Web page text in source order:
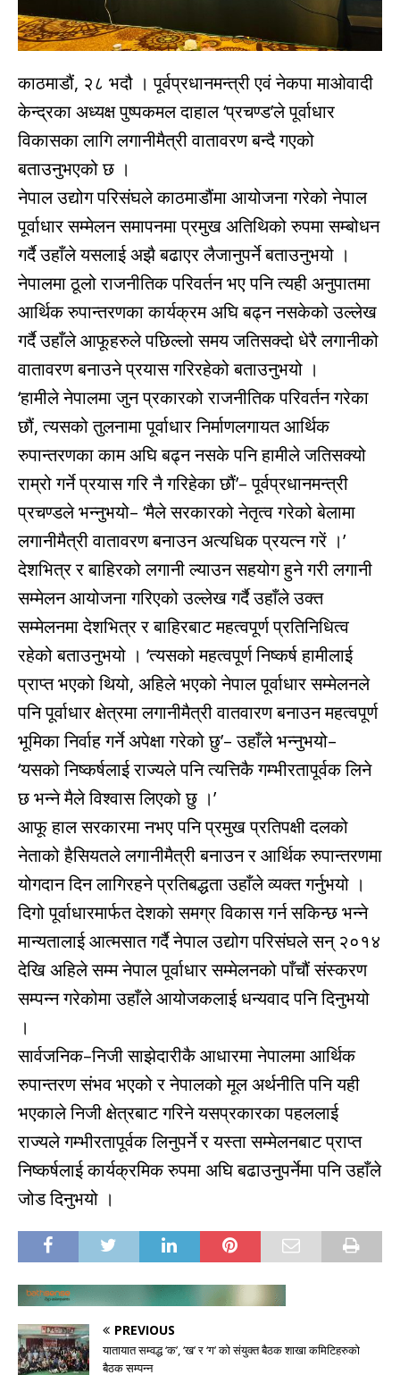
काठमाडौं, २८ भदौ । पूर्वप्रधानमन्त्री एवं नेकपा माओवादी
केन्द्रका अध्यक्ष पुष्पकमल दाहाल ‘प्रचण्ड’ले पूर्वाधार
विकासका लागि लगानीमैत्री वातावरण बन्दै गएको
बताउनुभएको छ ।
नेपाल उद्योग परिसंघले काठमाडौंमा आयोजना गरेको नेपाल
पूर्वाधार सम्मेलन समापनमा प्रमुख अतिथिको रुपमा सम्बोधन
गर्दै उहाँले यसलाई अझै बढाएर लैजानुपर्ने बताउनुभयो ।
नेपालमा ठूलो राजनीतिक परिवर्तन भए पनि त्यही अनुपातमा
आर्थिक रुपान्तरणका कार्यक्रम अघि बढ्न नसकेको उल्लेख
गर्दै उहाँले आफूहरुले पछिल्लो समय जतिसक्दो धेरै लगानीको
वातावरण बनाउने प्रयास गरिरहेको बताउनुभयो ।
‘हामीले नेपालमा जुन प्रकारको राजनीतिक परिवर्तन गरेका
छौं, त्यसको तुलनामा पूर्वाधार निर्माणलगायत आर्थिक
रुपान्तरणका काम अघि बढ्न नसके पनि हामीले जतिसक्यो
राम्रो गर्ने प्रयास गरि नै गरिहेका छौं’– पूर्वप्रधानमन्त्री
प्रचण्डले भन्नुभयो– ‘मैले सरकारको नेतृत्व गरेको बेलामा
लगानीमैत्री वातावरण बनाउन अत्यधिक प्रयत्न गरें ।’
देशभित्र र बाहिरको लगानी ल्याउन सहयोग हुने गरी लगानी
सम्मेलन आयोजना गरिएको उल्लेख गर्दै उहाँले उक्त
सम्मेलनमा देशभित्र र बाहिरबाट महत्वपूर्ण प्रतिनिधित्व
रहेको बताउनुभयो । ‘त्यसको महत्वपूर्ण निष्कर्ष हामीलाई
प्राप्त भएको थियो, अहिले भएको नेपाल पूर्वाधार सम्मेलनले
पनि पूर्वाधार क्षेत्रमा लगानीमैत्री वातवारण बनाउन महत्वपूर्ण
भूमिका निर्वाह गर्ने अपेक्षा गरेको छु’– उहाँले भन्नुभयो–
‘यसको निष्कर्षलाई राज्यले पनि त्यत्तिकै गम्भीरतापूर्वक लिने
छ भन्ने मैले विश्वास लिएको छु ।’
आफू हाल सरकारमा नभए पनि प्रमुख प्रतिपक्षी दलको
नेताको हैसियतले लगानीमैत्री बनाउन र आर्थिक रुपान्तरणमा
योगदान दिन लागिरहने प्रतिबद्धता उहाँले व्यक्त गर्नुभयो ।
दिगो पूर्वाधारमार्फत देशको समग्र विकास गर्न सकिन्छ भन्ने
मान्यतालाई आत्मसात गर्दै नेपाल उद्योग परिसंघले सन् २०१४
देखि अहिले सम्म नेपाल पूर्वाधार सम्मेलनको पाँचौं संस्करण
सम्पन्न गरेकोमा उहाँले आयोजकलाई धन्यवाद पनि दिनुभयो
।
सार्वजनिक–निजी साझेदारीकै आधारमा नेपालमा आर्थिक
रुपान्तरण संभव भएको र नेपालको मूल अर्थनीति पनि यही
भएकाले निजी क्षेत्रबाट गरिने यसप्रकारका पहललाई
राज्यले गम्भीरतापूर्वक लिनुपर्ने र यस्ता सम्मेलनबाट प्राप्त
निष्कर्षलाई कार्यक्रमिक रुपमा अघि बढाउनुपर्नेमा पनि उहाँले
जोड दिनुभयो ।
PREVIOUS
यातायात सम्वद्ध ‘क’, ‘ख’ र ‘ग’ को संयुक्त बैठक शाखा कमिटिहरुको
बैठक सम्पन्न